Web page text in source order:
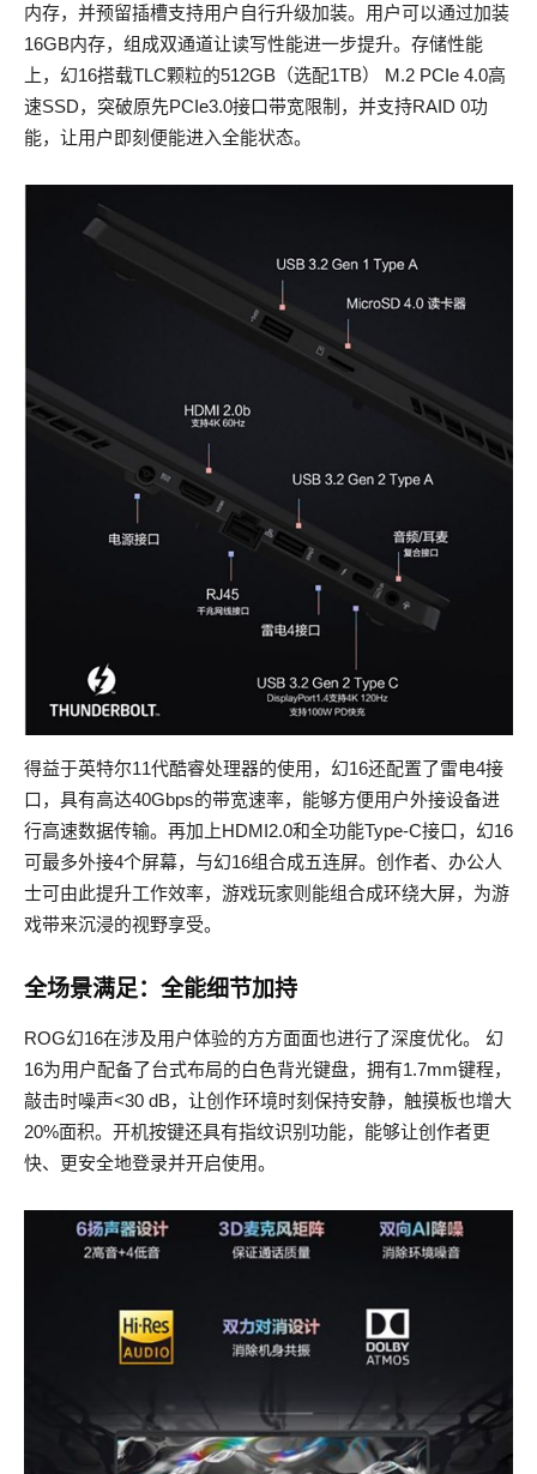
内存，并预留插槽支持用户自行升级加装。用户可以通过加装
16GB内存，组成双通道让读写性能进一步提升。存储性能
上，幻16搭载TLC颗粒的512GB（选配1TB） M.2 PCIe 4.0高
速SSD，突破原先PCIe3.0接口带宽限制，并支持RAID 0功
能，让用户即刻便能进入全能状态。
得益于英特尔11代酷睿处理器的使用，幻16还配置了雷电4接
口，具有高达40Gbps的带宽速率，能够方便用户外接设备进
行高速数据传输。再加上HDMI2.0和全功能Type-C接口，幻16
可最多外接4个屏幕，与幻16组合成五连屏。创作者、办公人
士可由此提升工作效率，游戏玩家则能组合成环绕大屏，为游
戏带来沉浸的视野享受。
全场景满足：全能细节加持
ROG幻16在涉及用户体验的方方面面也进行了深度优化。 幻
16为用户配备了台式布局的白色背光键盘，拥有1.7mm键程，
敲击时噪声<30 dB，让创作环境时刻保持安静，触摸板也增大
20%面积。开机按键还具有指纹识别功能，能够让创作者更
快、更安全地登录并开启使用。